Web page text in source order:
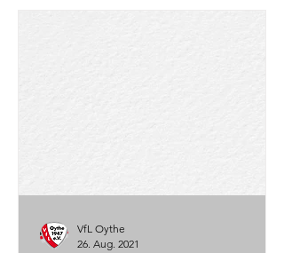
VfL Oythe
26. Aug. 2021